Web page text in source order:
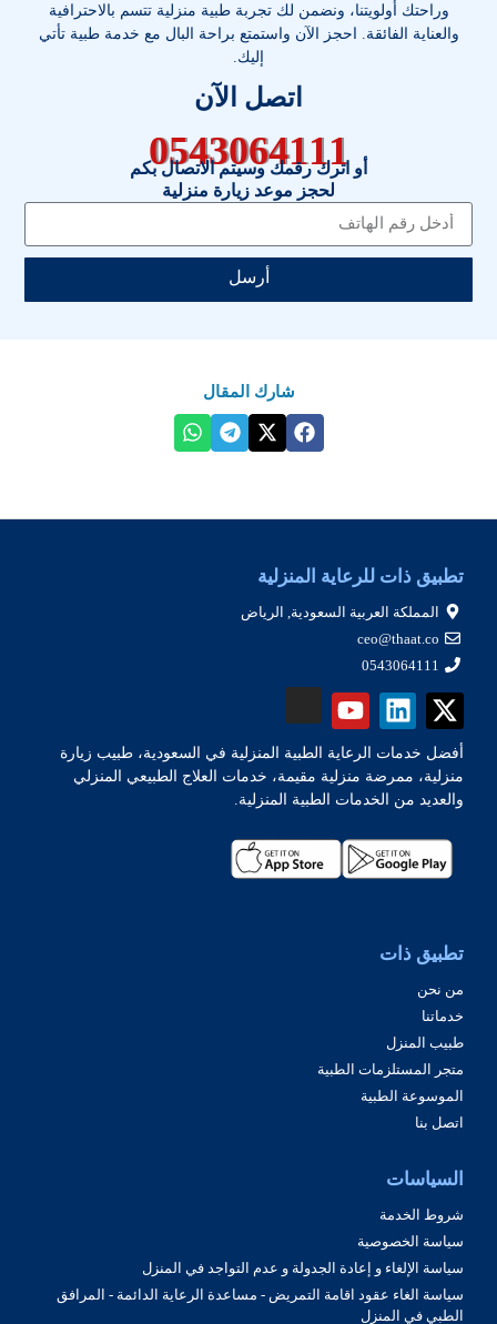
وراحتك أولويتنا، ونضمن لك تجربة طبية منزلية تتسم بالاحترافية
والعناية الفائقة. احجز الآن واستمتع براحة البال مع خدمة طبية تأتي
إليك.
اتصل الآن
0543064111
أو اترك رقمك وسيتم الاتصال بكم
لحجز موعد زيارة منزلية
أرسل
شارك المقال
تطبيق ذات للرعاية المنزلية
المملكة العربية السعودية, الرياض
ceo@thaat.co
0543064111
أفضل خدمات الرعاية الطبية المنزلية في السعودية، طبيب زيارة
منزلية، ممرضة منزلية مقيمة، خدمات العلاج الطبيعي المنزلي
والعديد من الخدمات الطبية المنزلية.
تطبيق ذات
من نحن
خدماتنا
طبيب المنزل
متجر المستلزمات الطبية
الموسوعة الطبية
اتصل بنا
السياسات
شروط الخدمة
سياسة الخصوصية
سياسة الإلغاء و إعادة الجدولة و عدم التواجد في المنزل
سياسة الغاء عقود اقامة التمريض - مساعدة الرعاية الدائمة - المرافق
الطبي في المنزل